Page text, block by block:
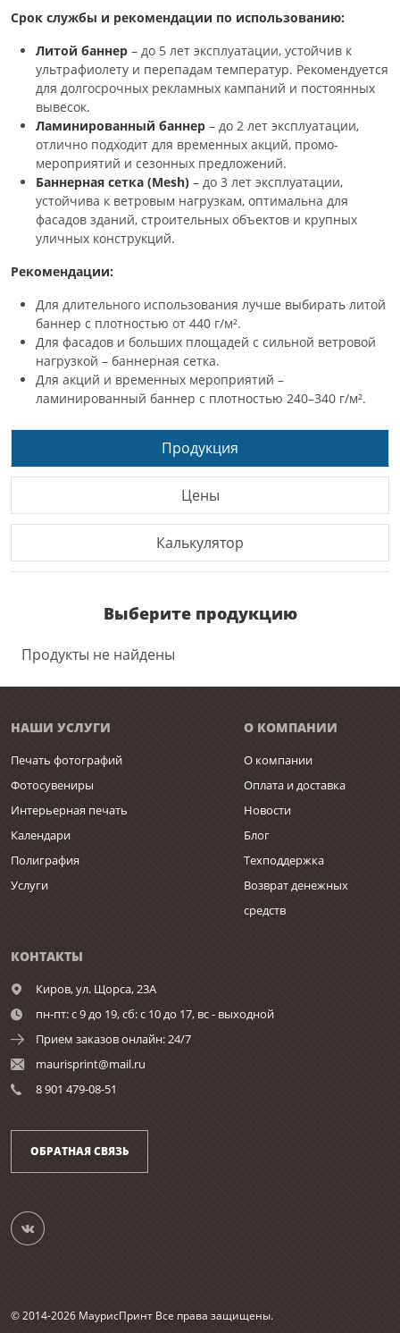
Срок службы и рекомендации по использованию:
Литой баннер – до 5 лет эксплуатации, устойчив к
ультрафиолету и перепадам температур. Рекомендуется
для долгосрочных рекламных кампаний и постоянных
вывесок.
Ламинированный баннер – до 2 лет эксплуатации,
отлично подходит для временных акций, промо-
мероприятий и сезонных предложений.
Баннерная сетка (Mesh) – до 3 лет эксплуатации,
устойчива к ветровым нагрузкам, оптимальна для
фасадов зданий, строительных объектов и крупных
уличных конструкций.
Рекомендации:
Для длительного использования лучше выбирать литой
баннер с плотностью от 440 г/м².
Для фасадов и больших площадей с сильной ветровой
нагрузкой – баннерная сетка.
Для акций и временных мероприятий –
ламинированный баннер с плотностью 240–340 г/м².
Продукция
Цены
Калькулятор
Выберите продукцию
Продукты не найдены
НАШИ УСЛУГИ
Печать фотографий
Фотосувениры
Интерьерная печать
Календари
Полиграфия
Услуги
О КОМПАНИИ
О компании
Оплата и доставка
Новости
Блог
Техподдержка
Возврат денежных
средств
КОНТАКТЫ
Киров,ул. Щорса, 23А
пн-пт: с 9 до 19, сб: с 10 до 17, вс - выходной
Прием заказов онлайн: 24/7
maurisprint@mail.ru
8 901 479-08-51
ОБРАТНАЯ СВЯЗЬ
© 2014-2026 МаурисПринт Все права защищены.